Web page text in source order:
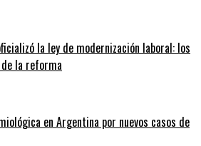
la ley de modernización laboral: los
la reforma
en Argentina por nuevos casos de